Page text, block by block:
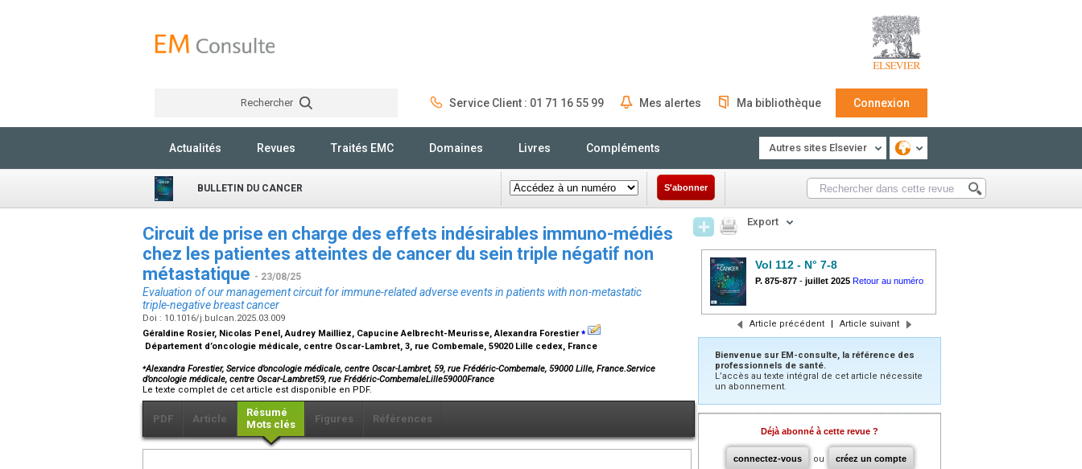
Rechercher Service Client : 01 71 16 55 99 Mes alertes Ma bibliothèque Connexion
Actualités Revues Traités EMC Domaines Livres Compléments Autres sites Elsevier
BULLETIN DU CANCER S'abonner
Circuit de prise en charge des effets indésirables immuno-médiés
chez les patientes atteintes de cancer du sein triple négatif non
métastatique - 23/08/25
Evaluation of our management circuit for immune-related adverse events in patients with non-metastatic
triple-negative breast cancer
Doi : 10.1016/j.bulcan.2025.03.009
Géraldine Rosier, Nicolas Penel, Audrey Mailliez, Capucine Aelbrecht-Meurisse, Alexandra Forestier⁎
Département d’oncologie médicale, centre Oscar-Lambret, 3, rue Combemale, 59020 Lille cedex, France
⁎Alexandra Forestier, Service d’oncologie médicale, centre Oscar-Lambret, 59, rue Frédéric-Combemale, 59000 Lille, France.Service
d’oncologie médicale, centre Oscar-Lambret59, rue Frédéric-CombemaleLille59000France
Le texte complet de cet article est disponible en PDF.
PDF Article
Résumé
Mots clés
Figures Références
Export
Vol 112 - N° 7-8
P. 875-877 - juillet 2025 Retour au numéro
Article précédent | Article suivant
Bienvenue sur EM-consulte, la référence des
professionnels de santé.
L’accès au texte intégral de cet article nécessite
un abonnement.
Déjà abonné à cette revue ?
connectez-vous ou créez un compte